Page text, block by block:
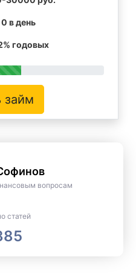
0 в день
годовых
займ
вопросам
статей